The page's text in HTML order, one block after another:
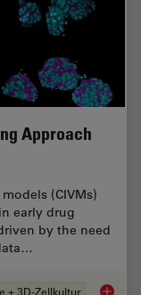
Approach
(CIVMs)
early drug
by the need
+ 3D-Zellkultur